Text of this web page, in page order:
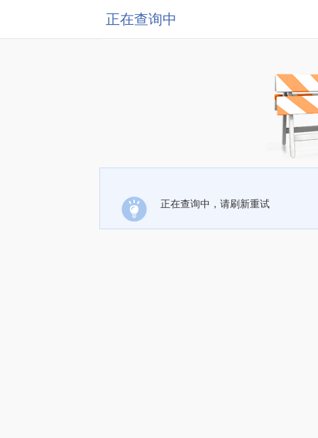
正在查询中
正在查询中，请刷新重试